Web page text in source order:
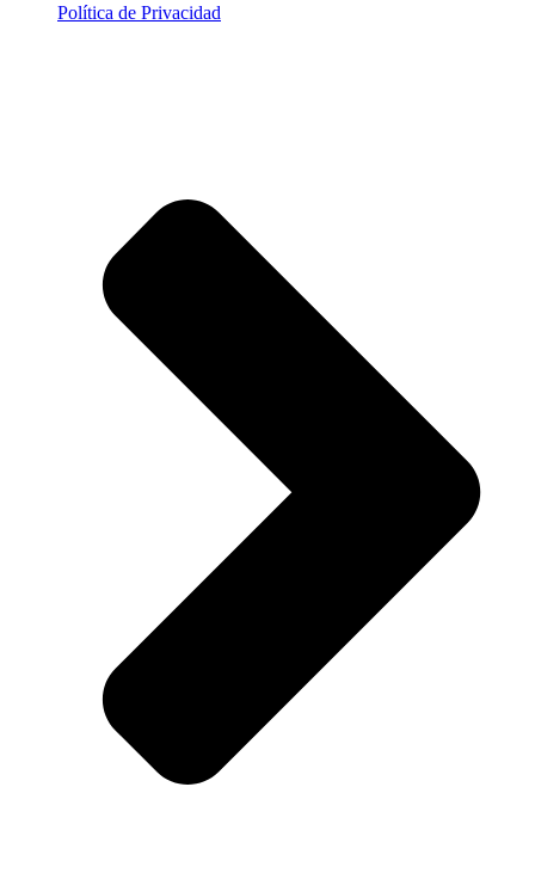
Política de Privacidad